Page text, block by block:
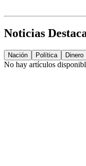
Noticias
Nación Política Dinero
No hay artículos